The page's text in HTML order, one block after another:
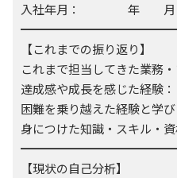
入社年月： 年 月
【これまでの振り返り】
これまで担当してきた業務・
達成感や成長を感じた経験：
困難を乗り越えた経験と学び
身につけた知識・スキル・資
【現状の自己分析】